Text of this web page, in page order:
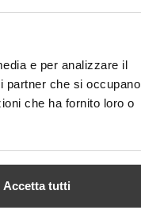
e per analizzare il
partner che si occupano
che ha fornito loro o
Accetta tutti